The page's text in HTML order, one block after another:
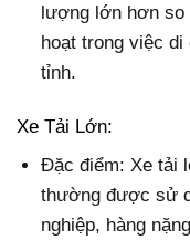
lượng lớn hơn so
hoạt trong việc
tỉnh.
Xe Tải Lớn:
Đặc điểm: Xe tải
thường được sử
nghiệp, hàng